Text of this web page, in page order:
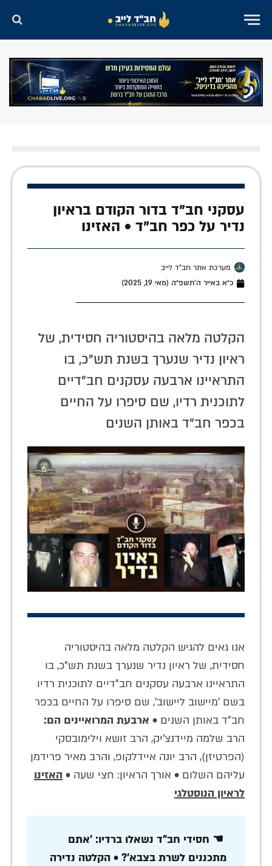
עסקני חב"ד בדור הקודם בראיון
נדיר על כפר חב"ד • האזינו
מערכת אתר חב"ד לייב
כ״א באייר ה׳תשפ״ה (מאי 19, 2025)
הקלטה מלאה בהיסטוריה חסידית, של
ראיון נדיר שנערך בשנת תש"כ, בו
התראיינו ארבעה עסקנים חב"דיים
לתוכנית רדיו, שם סיפרו על החיים
בכפר חב"ד באותן השנים
אנו גאים להגיש הקלטה מלאה בהיסטוריה
חסידית, של ראיון נדיר שנערך בשנת תש"כ, בו
התראיינו ארבעה עסקנים חב"דיים לתוכנית רדיו
בשם 'מיישוב ליישוב', שם סיפרו על החיים בכפר
חב"ד באותן השנים • ארבעת המרואיינים הם:
הרב שלמה מיידנצ'יק, הרב זושא וילימובסקי
(הפרטיזן), הרב יונה איידלקופ, והרב מאיר פרידמן
עליהם השלום • אורך הראיון: חצי שעה • האזינו
לראיון הנוסטלגי
☚ חסידי חב"ד נשאלו ברדיו: 'אתם
מתכננים לשרת בצבא'? • הקלטה נדירה